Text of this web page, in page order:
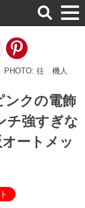
検
索
PHOTO: 往 機人
クの電飾
強すぎな
ートメッ